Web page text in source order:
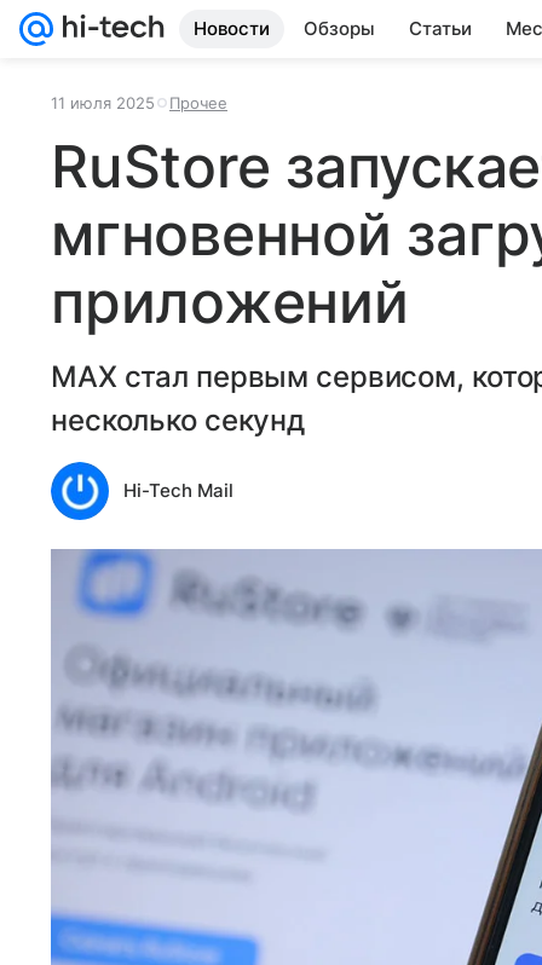
Новости Обзоры Статьи
11 июля 2025 Прочее
RuStore
мгновенной
приложений
MAX стал первым сервисом,
несколько секунд
Hi-Tech Mail